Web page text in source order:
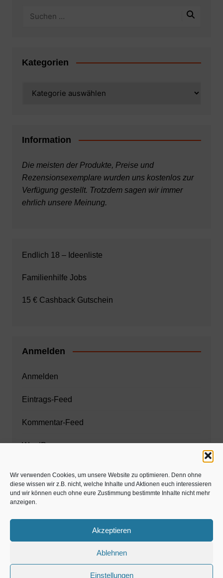
Wir verwenden Cookies, um unsere Website zu optimieren. Denn ohne
diese wissen wir z.B. nicht, welche Inhalte und Aktionen euch interessieren
und wir können euch ohne eure Zustimmung bestimmte Inhalte nicht mehr
anzeigen.
Akzeptieren
Ablehnen
Einstellungen
Kategorien
Information
Die meisten der Produkte, Preise und
Rezensionsexemplare wurden uns kostenlos zur
Verfügung gestellt. Trotzdem sagen wir immer
ehrlich unsere Meinung.
Endlich 18 – Ideenliste
Familienhilfe Jobs
15 € Cashback Gutschein
Anmelden
Anmelden
Eintrags-Feed
Kommentar-Feed
WordPress.org
Zahnarzt München
www.estaregistrierung.org – ESTA
©familös - dieTestfamilie -